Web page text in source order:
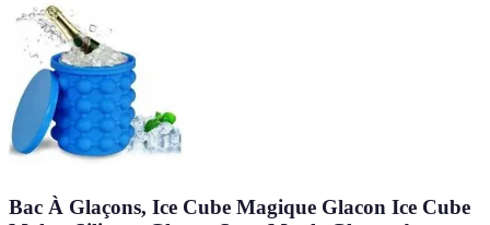
Bac À Glaçons, Ice Cube Magique Glacon Ice Cube